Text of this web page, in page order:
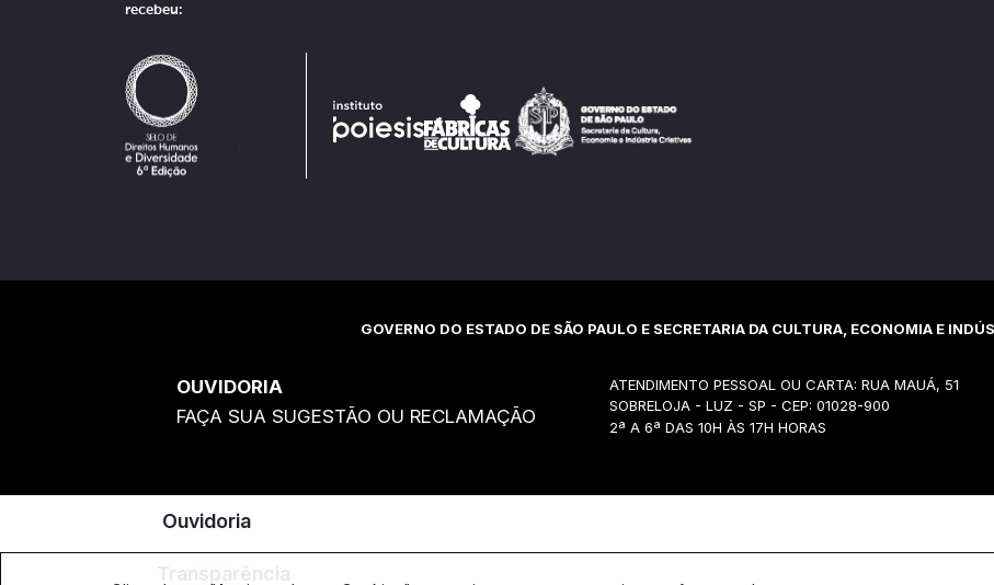
recebeu:
GOVERNO DO ESTADO DE SÃO PAULO E SECRETARIA DA CULTURA, ECONOMIA E
OUVIDORIA
FAÇA SUA SUGESTÃO OU RECLAMAÇÃO
ATENDIMENTO PESSOAL OU CARTA: RUA MAUÁ, 51
SOBRELOJA - LUZ - SP - CEP: 01028-900
2ª A 6ª DAS 10H ÀS 17H HORAS
Ouvidoria